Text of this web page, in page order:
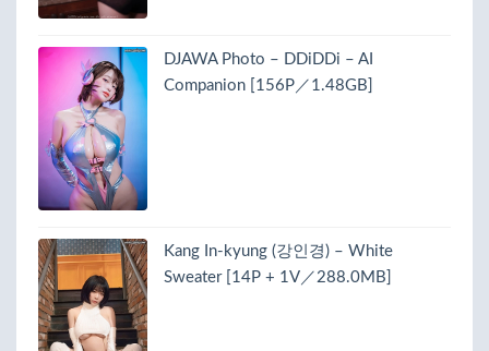
DJAWA Photo – DDiDDi – AI
Companion [156P／1.48GB]
Kang In-kyung (강인경) – White
Sweater [14P + 1V／288.0MB]